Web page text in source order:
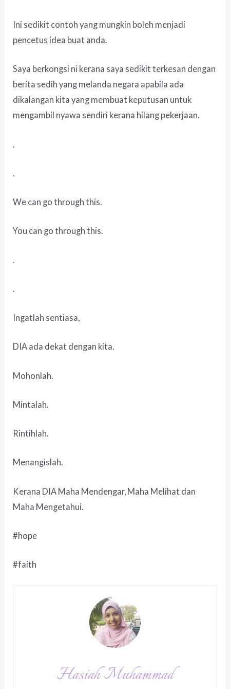
Ini sedikit contoh yang mungkin boleh menjadi
pencetus idea buat anda.
Saya berkongsi ni kerana saya sedikit terkesan dengan
berita sedih yang melanda negara apabila ada
dikalangan kita yang membuat keputusan untuk
mengambil nyawa sendiri kerana hilang pekerjaan.
.
We can go through this.
You can go through this.
.
Ingatlah sentiasa,
DIA ada dekat dengan kita.
Mohonlah.
Mintalah.
Rintihlah.
Menangislah.
Kerana DIA Maha Mendengar, Maha Melihat dan
Maha Mengetahui.
#hope
#faith
Hasiah Muhammad